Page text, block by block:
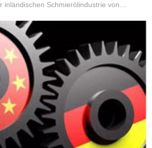
inländischen Schmierölindustrie von…